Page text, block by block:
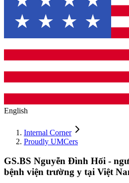
English
Internal Corner
Proudly UMCers
GS.BS Nguyễn Đình Hối -
bệnh viện trường y tại Việt